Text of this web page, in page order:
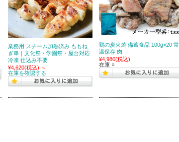
業務用 スチーム加熱済み ももね
ぎ串｜文化祭・学園祭・屋台対応
冷凍 仕込み不要
¥4,620(税込) ～
在庫を確認する
鶏の炭火焼 備蓄食品 100g×20 常
温保存 肉
¥4,980(税込)
在庫 ○